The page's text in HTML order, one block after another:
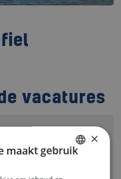
vacatures
×
maakt gebruik